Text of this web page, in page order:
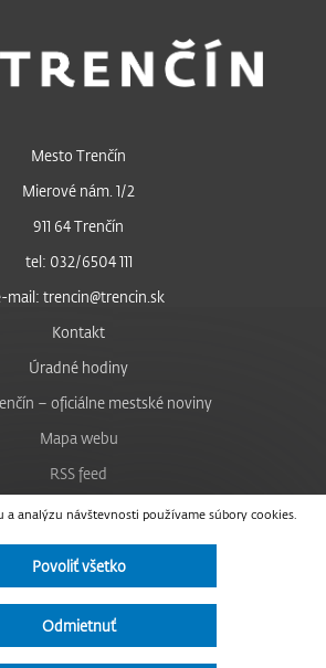
a analýzu návštevnosti používame súbory cookies.
Povoliť všetko
Odmietnuť
Mesto Trenčín
Mierové nám. 1/2
911 64 Trenčín
tel: 032/6504 111
mail: trencin@trencin.sk
Kontakt
Úradné hodiny
– oficiálne mestské noviny
Mapa webu
RSS feed
Nastavenie cookies
Facebook
Instagram
o prístupnosti